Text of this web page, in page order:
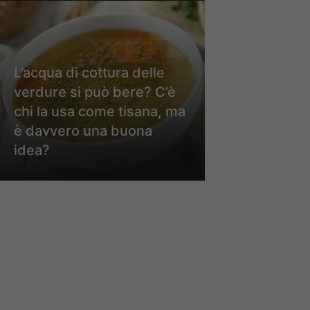
L’acqua di cottura delle
verdure si può bere? C’è
chi la usa come tisana, ma
è davvero una buona
idea?